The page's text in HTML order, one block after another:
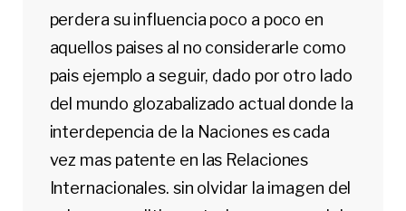
perdera su influencia poco a poco en
aquellos paises al no considerarle como
pais ejemplo a seguir, dado por otro lado
del mundo glozabalizado actual donde la
interdepencia de la Naciones es cada
vez mas patente en las Relaciones
Internacionales. sin olvidar la imagen del